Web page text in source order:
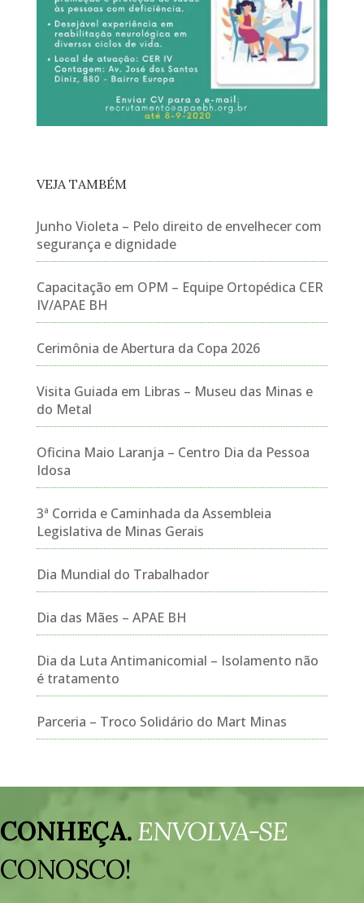
VEJA TAMBÉM
Junho Violeta – Pelo direito de envelhecer com
segurança e dignidade
Capacitação em OPM – Equipe Ortopédica CER
IV/APAE BH
Cerimônia de Abertura da Copa 2026
Visita Guiada em Libras – Museu das Minas e
do Metal
Oficina Maio Laranja – Centro Dia da Pessoa
Idosa
3ª Corrida e Caminhada da Assembleia
Legislativa de Minas Gerais
Dia Mundial do Trabalhador
Dia das Mães – APAE BH
Dia da Luta Antimanicomial – Isolamento não
é tratamento
Parceria – Troco Solidário do Mart Minas
de
vídeo
CONHEÇA.ENVOLVA-SE
CONOSCO!